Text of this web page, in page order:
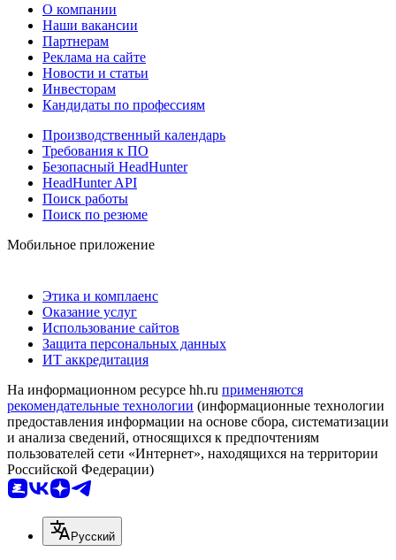
О компании
Наши вакансии
Партнерам
Реклама на сайте
Новости и статьи
Инвесторам
Кандидаты по профессиям
Производственный календарь
Требования к ПО
Безопасный HeadHunter
HeadHunter API
Поиск работы
Поиск по резюме
Мобильное приложение
Этика и комплаенс
Оказание услуг
Использование сайтов
Защита персональных данных
ИТ аккредитация
На информационном ресурсе hh.ru применяются
рекомендательные технологии (информационные технологии
предоставления информации на основе сбора, систематизации
и анализа сведений, относящихся к предпочтениям
пользователей сети «Интернет», находящихся на территории
Российской Федерации)
Русский